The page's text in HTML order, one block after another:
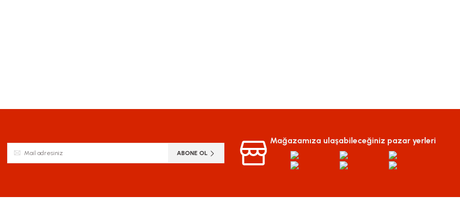
ABONE OL
Mağazamıza ulaşabileceğiniz pazar yerleri